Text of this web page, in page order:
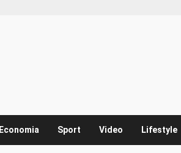
Economia Sport Video Lifestyle